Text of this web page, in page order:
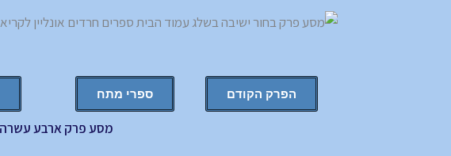
הפרק הקודם ספרי מתח
מסע פרק ארבע עשרה